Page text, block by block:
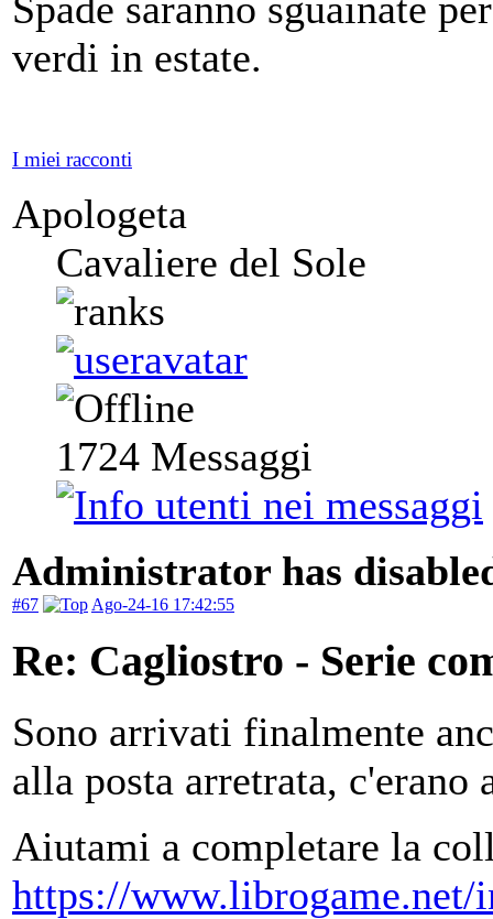
verdi in estate.
I miei racconti
Apologeta
Cavaliere del Sole
1724 Messaggi
Administrator has
#67 Ago-24-16 17:42:55
Re: Cagliostro - Serie
Sono arrivati finalmente
alla posta arretrata,
Aiutami a completare la
https://